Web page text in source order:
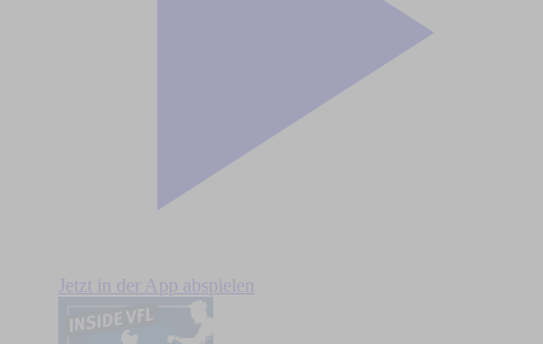
Jetzt in der App abspielen